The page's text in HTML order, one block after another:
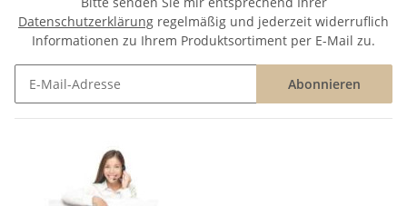
Datenschutzerklärung regelmäßig und jederzeit widerruflich
Informationen zu Ihrem Produktsortiment per E-Mail zu.
Abonnieren